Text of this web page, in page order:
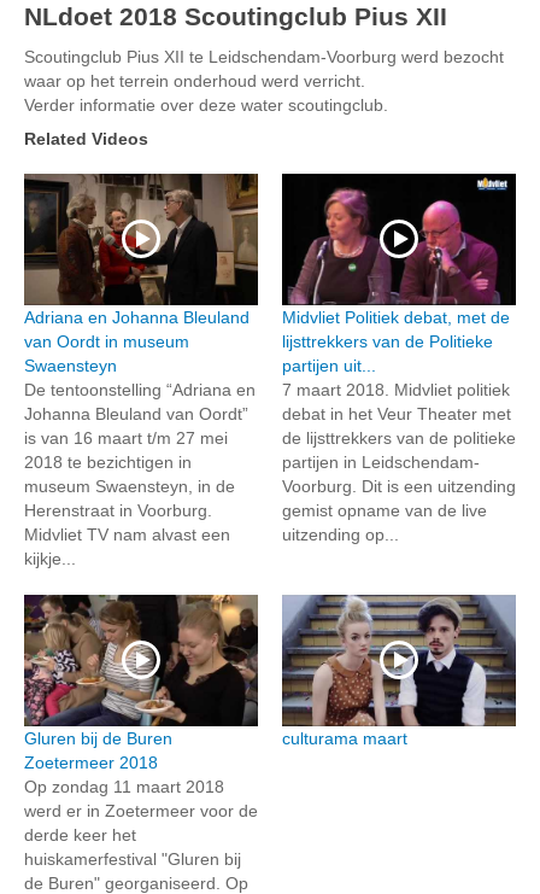
NLdoet 2018 Scoutingclub Pius XII
Scoutingclub Pius XII te Leidschendam-Voorburg werd bezocht
waar op het terrein onderhoud werd verricht.
Verder informatie over deze water scoutingclub.
Related Videos
Adriana en Johanna Bleuland
van Oordt in museum
Swaensteyn
De tentoonstelling “Adriana en
Johanna Bleuland van Oordt”
is van 16 maart t/m 27 mei
2018 te bezichtigen in
museum Swaensteyn, in de
Herenstraat in Voorburg.
Midvliet TV nam alvast een
kijkje...
Midvliet Politiek debat, met de
lijsttrekkers van de Politieke
partijen uit...
7 maart 2018. Midvliet politiek
debat in het Veur Theater met
de lijsttrekkers van de politieke
partijen in Leidschendam-
Voorburg. Dit is een uitzending
gemist opname van de live
uitzending op...
Gluren bij de Buren
Zoetermeer 2018
Op zondag 11 maart 2018
werd er in Zoetermeer voor de
derde keer het
huiskamerfestival "Gluren bij
de Buren" georganiseerd. Op
culturama maart